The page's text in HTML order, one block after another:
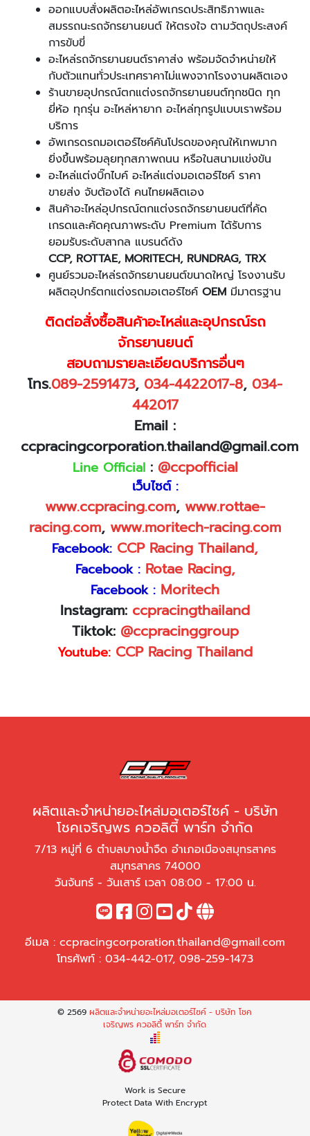
ออกแบบสั่งผลิตอะไหล่อัพเกรดประสิทธิภาพและ
สมรรถนะรถจักรยานยนต์ ให้ตรงใจ ตามวัตถุประสงค์
การขับขี่
อะไหล่รถจักรยานยนต์ราคาส่ง พร้อมจัดจำหน่ายให้
กับตัวแทนทั่วประเทศราคาไม่แพงจากโรงงานผลิตเอง
ร้านขายอุปกรณ์ตกแต่งรถจักรยานยนต์ทุกชนิด ทุก
ยี่ห้อ ทุกรุ่น อะไหล่หายาก อะไหล่ทุกรูปแบบเราพร้อม
บริการ
อัพเกรดรถมอเตอร์ไซค์คันโปรดของคุณให้เทพมาก
ยิ่งขึ้นพร้อมลุยทุกสภาพถนน หรือในสนามแข่งขัน
อะไหล่แต่งบิ๊กไบค์ อะไหล่แต่งมอเตอร์ไซค์ ราคา
ขายส่ง จับต้องได้ คนไทยผลิตเอง
สินค้าอะไหล่อุปกรณ์ตกแต่งรถจักรยานยนต์ที่คัด
เกรดและคัดคุณภาพระดับ Premium ได้รับการ
ยอมรับระดับสากล แบรนด์ดัง
CCP, ROTTAE, MORITECH, RUNDRAG, TRX
ศูนย์รวมอะไหล่รถจักรยานยนต์ขนาดใหญ่ โรงงานรับ
ผลิตอุปกร์ตกแต่งรถมอเตอร์ไซค์ OEM มีมาตรฐาน
ติดต่อสั่งซื้อสินค้าอะไหล่และอุปกรณ์รถ
จักรยานยนต์
สอบถามรายละเอียดบริการอื่นๆ
โทร.089-2591473, 034-4422017-8, 034-
442017
Email :
ccpracingcorporation.thailand@gmail.com
Line Official: @ccpofficial
เว็บไซต์ :
www.ccpracing.com, www.rottae-
racing.com, www.moritech-racing.com
Facebook: CCP Racing Thailand,
Facebook : Rotae Racing,
Facebook : Moritech
Instagram: ccpracingthailand
Tiktok: @ccpracinggroup
Youtube: CCP Racing Thailand
ผลิตและจำหน่ายอะไหล่มอเตอร์ไซค์ - บริษัท
โชคเจริญพร ควอลิตี้ พาร์ท จำกัด
7/13 หมู่ที่ 6 ตำบลบางน้ำจืด อำเภอเมืองสมุทรสาคร
สมุทรสาคร 74000
วันจันทร์ - วันเสาร์ เวลา 08:00 - 17:00 น.
อีเมล : ccpracingcorporation.thailand@gmail.com
โทรศัพท์ : 034-442-017, 098-259-1473
© 2569ผลิตและจำหน่ายอะไหล่มอเตอร์ไซค์ - บริษัท โชค
เจริญพร ควอลิตี้ พาร์ท จำกัด
Work is Secure
Protect Data With Encrypt